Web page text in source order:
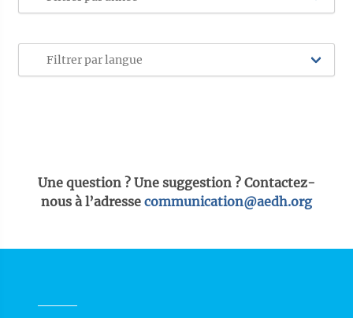
Une question ? Une suggestion ? Contactez-
nous à l’adresse communication@aedh.org